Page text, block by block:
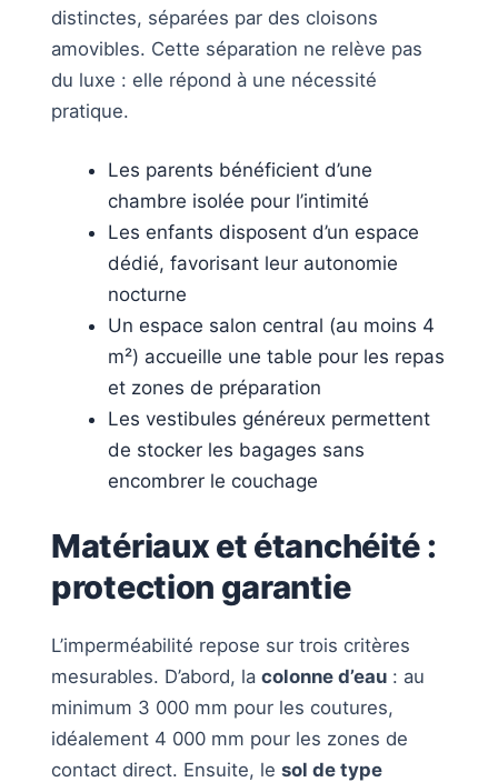
distinctes, séparées par des cloisons
amovibles. Cette séparation ne relève pas
du luxe : elle répond à une nécessité
pratique.
Les parents bénéficient d’une
chambre isolée pour l’intimité
Les enfants disposent d’un espace
dédié, favorisant leur autonomie
nocturne
Un espace salon central (au moins 4
m²) accueille une table pour les repas
et zones de préparation
Les vestibules généreux permettent
de stocker les bagages sans
encombrer le couchage
Matériaux et étanchéité :
protection garantie
L’imperméabilité repose sur trois critères
mesurables. D’abord, la colonne d’eau : au
minimum 3 000 mm pour les coutures,
idéalement 4 000 mm pour les zones de
contact direct. Ensuite, le sol de type